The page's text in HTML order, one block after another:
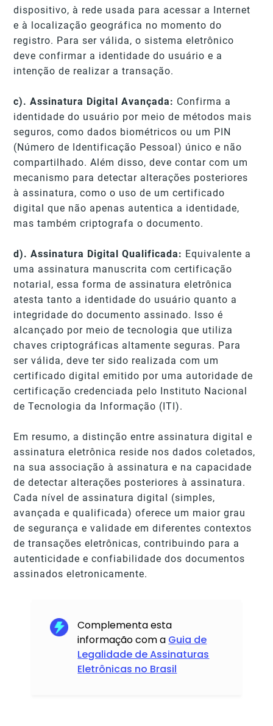
dispositivo, à rede usada para acessar a Internet
e à localização geográfica no momento do
registro. Para ser válida, o sistema eletrônico
deve confirmar a identidade do usuário e a
intenção de realizar a transação.
c). Assinatura Digital Avançada: Confirma a
identidade do usuário por meio de métodos mais
seguros, como dados biométricos ou um PIN
(Número de Identificação Pessoal) único e não
compartilhado. Além disso, deve contar com um
mecanismo para detectar alterações posteriores
à assinatura, como o uso de um certificado
digital que não apenas autentica a identidade,
mas também criptografa o documento.
d). Assinatura Digital Qualificada: Equivalente a
uma assinatura manuscrita com certificação
notarial, essa forma de assinatura eletrônica
atesta tanto a identidade do usuário quanto a
integridade do documento assinado. Isso é
alcançado por meio de tecnologia que utiliza
chaves criptográficas altamente seguras. Para
ser válida, deve ter sido realizada com um
certificado digital emitido por uma autoridade de
certificação credenciada pelo Instituto Nacional
de Tecnologia da Informação (ITI).
Em resumo, a distinção entre assinatura digital e
assinatura eletrônica reside nos dados coletados,
na sua associação à assinatura e na capacidade
de detectar alterações posteriores à assinatura.
Cada nível de assinatura digital (simples,
avançada e qualificada) oferece um maior grau
de segurança e validade em diferentes contextos
de transações eletrônicas, contribuindo para a
autenticidade e confiabilidade dos documentos
assinados eletronicamente.
Complementa esta
informação com a Guia de
Legalidade de Assinaturas
Eletrônicas no Brasil